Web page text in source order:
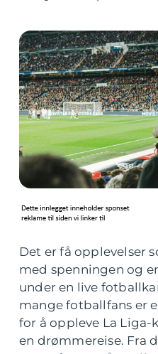
Det er få opplevelser
med spenningen og
under en live
mange fotballfans er
for å oppleve La
en drømmereise. Fra